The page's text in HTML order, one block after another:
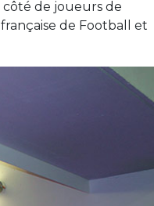
côté de joueurs de
de Football et